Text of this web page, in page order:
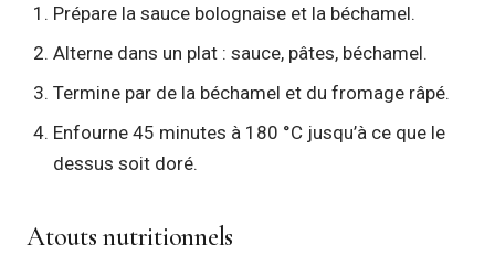
Prépare la sauce bolognaise et la béchamel.
Alterne dans un plat : sauce, pâtes, béchamel.
Termine par de la béchamel et du fromage râpé.
Enfourne 45 minutes à 180 °C jusqu’à ce que le
dessus soit doré.
Atouts nutritionnels